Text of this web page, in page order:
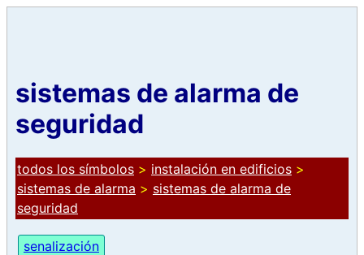
sistemas de alarma de
seguridad
todos los símbolos > instalación en edificios >
sistemas de alarma > sistemas de alarma de
seguridad
senalización